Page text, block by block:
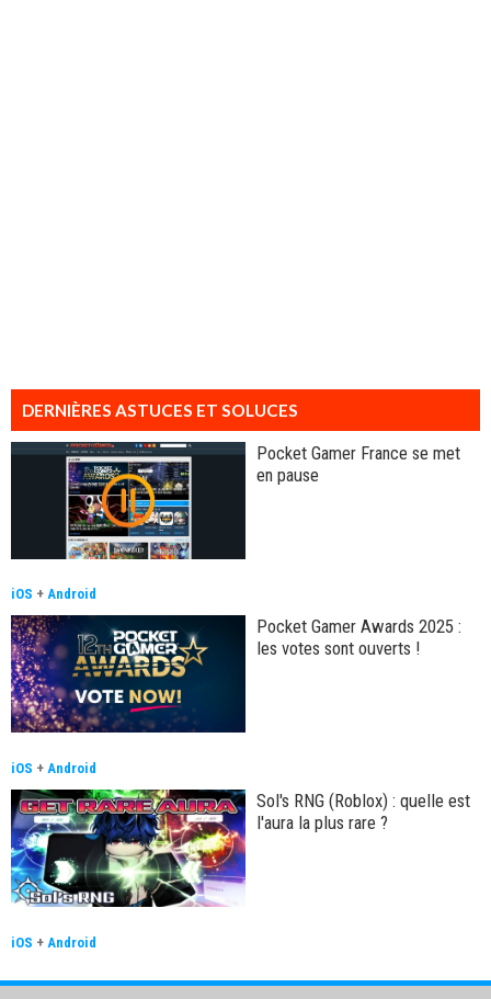
DERNIÈRES ASTUCES ET SOLUCES
Pocket Gamer France se met
en pause
iOS + Android
Pocket Gamer Awards 2025 :
les votes sont ouverts !
iOS + Android
Sol's RNG (Roblox) : quelle est
l'aura la plus rare ?
iOS + Android